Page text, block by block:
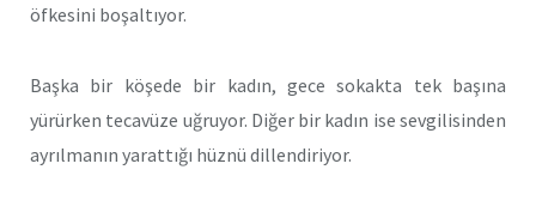
öfkesini boşaltıyor.
Başka bir köşede bir kadın, gece sokakta tek başına
yürürken tecavüze uğruyor. Diğer bir kadın ise sevgilisinden
ayrılmanın yarattığı hüznü dillendiriyor.